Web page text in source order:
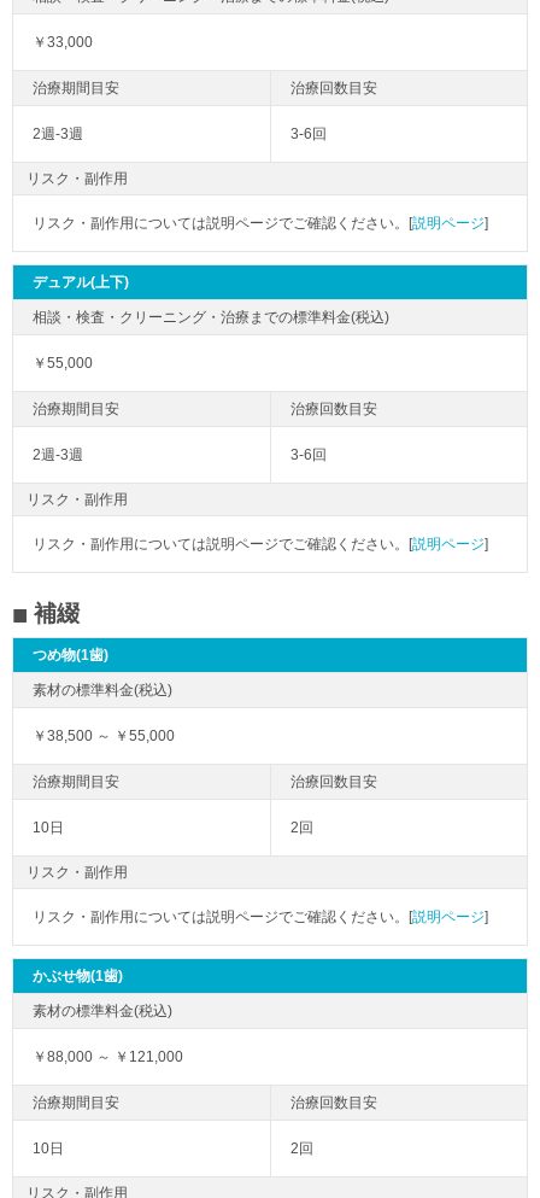
￥33,000
2週-3週 3-6回
リスク・副作用
リスク・副作用については説明ページでご確認ください。[説明ページ]
デュアル(上下)
￥55,000
2週-3週 3-6回
リスク・副作用
リスク・副作用については説明ページでご確認ください。[説明ページ]
補綴
つめ物(1歯)
￥38,500 ～ ￥55,000
10日 2回
リスク・副作用
リスク・副作用については説明ページでご確認ください。[説明ページ]
かぶせ物(1歯)
￥88,000 ～ ￥121,000
10日 2回
リスク・副作用